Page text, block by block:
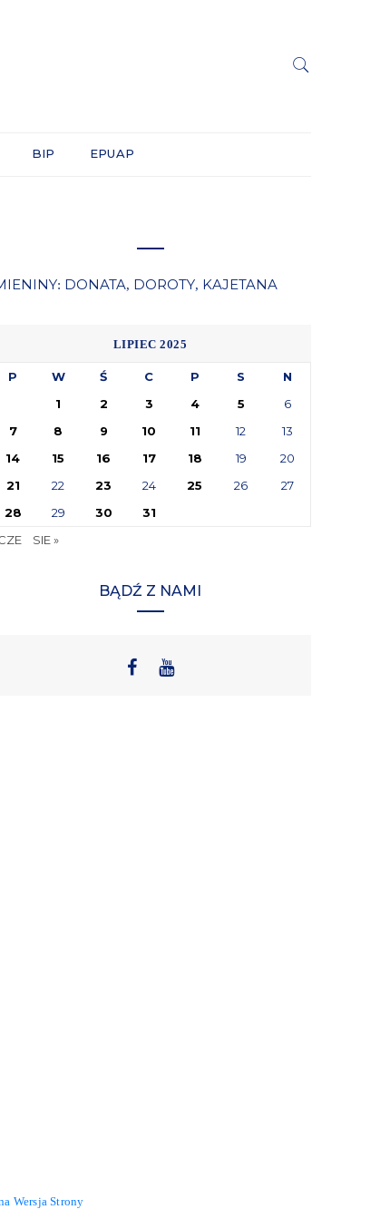
BIP EPUAP
: DONATA, DOROTY, KAJETANA
LIPIEC 2025
P W Ś C P S
N
1
2 3 4 5
6
7
8 9 10 11 12
13
14
15 16 17 18 19
20
21
22 23 24 25 26
27
28
29 30
31
SIE »
BĄDŹ Z NAMI
Wersja Strony